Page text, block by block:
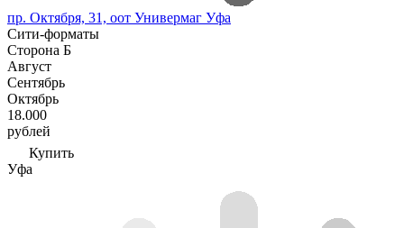
пр. Октября, 31, оот Универмаг Уфа
Сити-форматы
Сторона Б
Август
Сентябрь
Октябрь
18.000
рублей
Купить
Уфа